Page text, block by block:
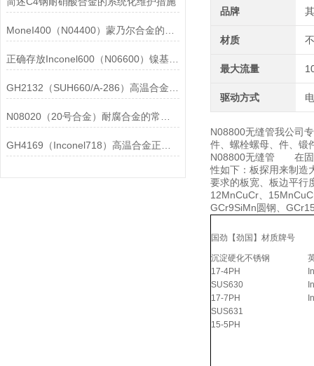
正确存放Inconel600（N06600）镍基合金的重要性介绍
品牌
材质
最大流量
驱动方式
N08800无缝管我公司
件、螺栓螺母、件、锻
N08800无缝管 在固溶
性如下：板探用来制造
要求的板宽、板边平
12MnCuCr、
GCr9SiMn圆钢、
国劲【劲国】材质牌号
沉淀硬化不锈钢
17-4PH
SUS630
17-7PH
SUS631
15-5PH